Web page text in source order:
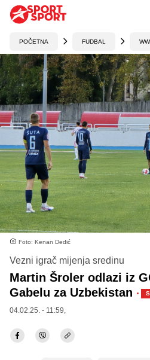
POČETNA FUDBAL
Foto: Kenan Dedić
Vezni igrač mijenja sredinu
Martin Šroler odlazi iz
Gabelu za Uzbekistan ·
04.02.25. - 11:59,